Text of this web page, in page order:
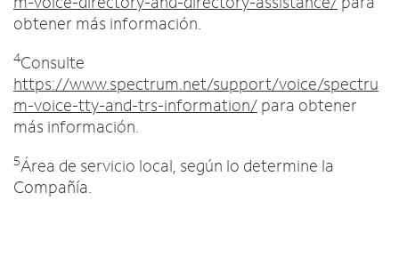
obtener más información.
4Consulte
https://www.spectrum.net/support/voice/spectru
m-voice-tty-and-trs-information/ para obtener
más información.
5Área de servicio local, según lo determine la
Compañía.